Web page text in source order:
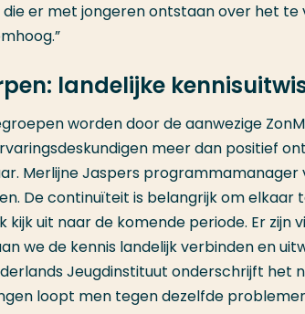
er met jongeren ontstaan over het te
landelijke
worden door de aanwezige
meer dan positief
Merlijne Jaspers programmamanager
De continuïteit is belangrijk om elkaar
uit naar de komende periode. Er zijn
we de kennis landelijk verbinden en
Jeugdinstituut onderschrijft het
loopt men tegen dezelfde